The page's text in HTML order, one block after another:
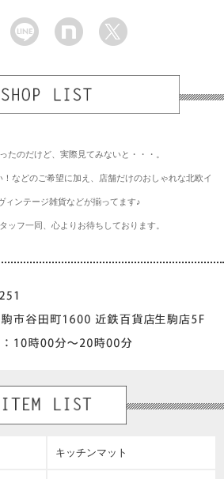
たのだけど、実際見てみないと・・・。
などのご希望に加え、店舗だけのおしゃれな北欧イ
ィンテージ雑貨などが揃ってます♪
ッフ一同、心よりお待ちしております。
キッチンマット